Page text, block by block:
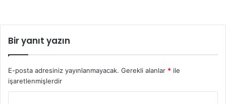
Bir yanıt yazın
E-posta adresiniz yayınlanmayacak. Gerekli alanlar * ile
işaretlenmişlerdir